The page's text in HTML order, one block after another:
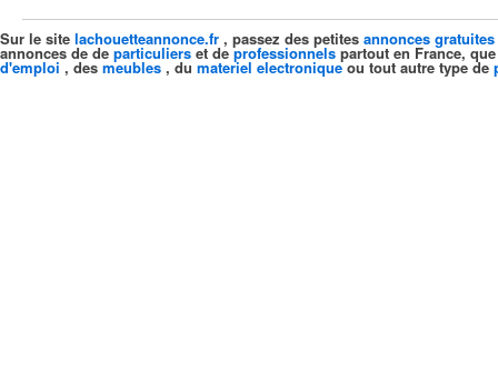
Sur le site lachouetteannonce.fr , passez des petites annonces gratuites
annonces de de particuliers et deprofessionnels partout en France,
d'emploi , des meubles , du materiel electroniqueou tout autre type de